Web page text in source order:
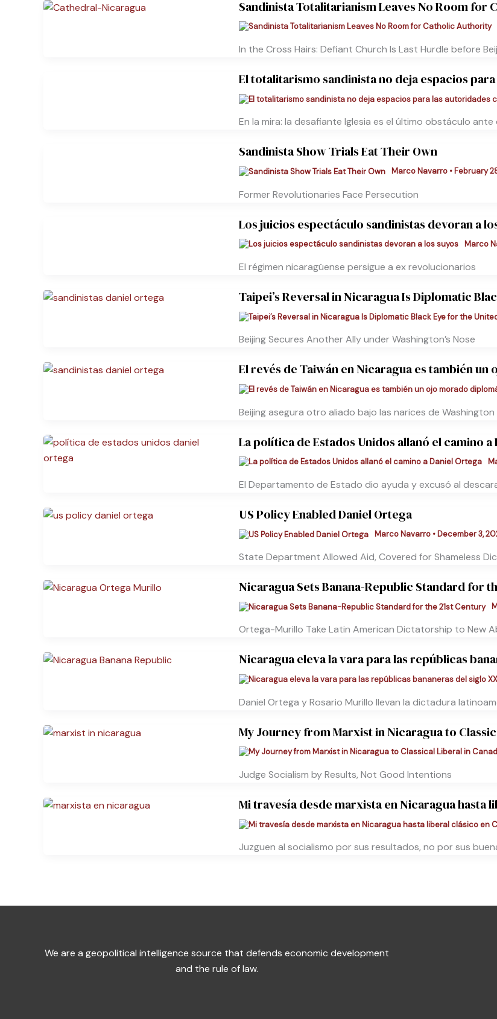
Sandinista Totalitarianism Leaves No Room for
In the Cross Hairs: Defiant Church Is Last Hurdle before
El totalitarismo sandinista no deja espacios
En la mira: la desafiante Iglesia es el último obstáculo ante
Sandinista Show Trials Eat Their Own
Marco Navarro • February
Former Revolutionaries Face Persecution
Los juicios espectáculo sandinistas devoran a
Marco
El régimen nicaragüense persigue a ex revolucionarios
Taipei’s Reversal in Nicaragua Is Diplomatic
Beijing Secures Another Ally under Washington’s Nose
El revés de Taiwán en Nicaragua es también
Beijing asegura otro aliado bajo las narices de Washington
La política de Estados Unidos allanó el camino a
El Departamento de Estado dio ayuda y excusó al
US Policy Enabled Daniel Ortega
Marco Navarro • December 3,
State Department Allowed Aid, Covered for Shameless
Nicaragua Sets Banana-Republic Standard for
Ortega-Murillo Take Latin American Dictatorship to New
Nicaragua eleva la vara para las repúblicas
Daniel Ortega y Rosario Murillo llevan la dictadura
My Journey from Marxist in Nicaragua to
Judge Socialism by Results, Not Good Intentions
Mi travesía desde marxista en Nicaragua hasta
Juzguen al socialismo por sus resultados, no por sus
We are a geopolitical intelligence source that defends economic development
and the rule of law.